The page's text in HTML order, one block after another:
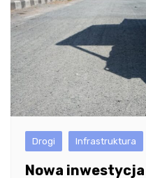
Drogi Infrastruktura
Nowa